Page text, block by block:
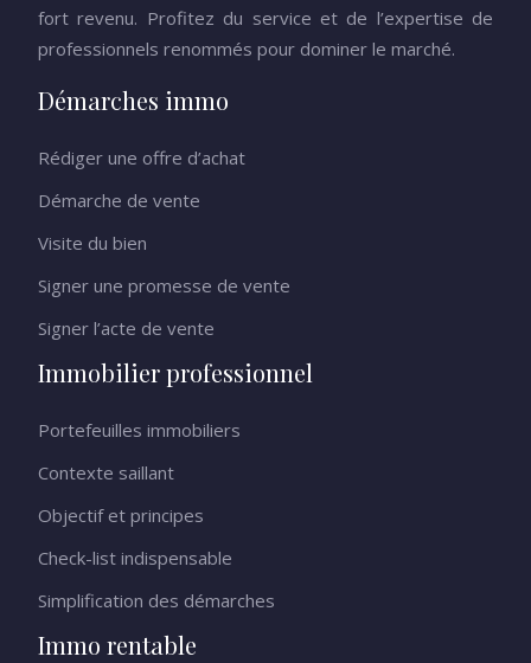
fort revenu. Profitez du service et de l’expertise de
professionnels renommés pour dominer le marché.
Démarches immo
Rédiger une offre d’achat
Démarche de vente
Visite du bien
Signer une promesse de vente
Signer l’acte de vente
Immobilier professionnel
Portefeuilles immobiliers
Contexte saillant
Objectif et principes
Check-list indispensable
Simplification des démarches
Immo rentable